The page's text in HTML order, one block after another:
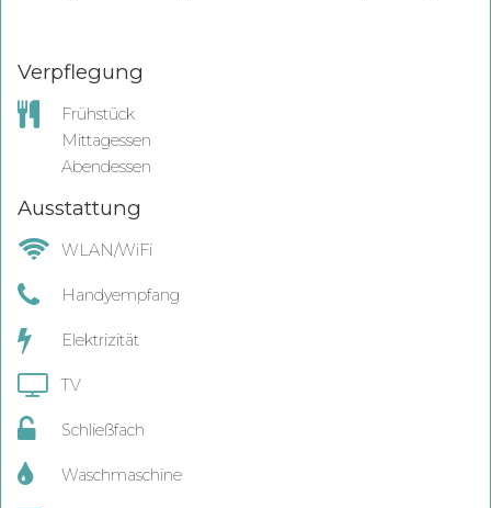
Verpflegung
Frühstück
Mittagessen
Abendessen
Ausstattung
WLAN/WiFi
Handyempfang
Elektrizität
TV
Schließfach
Waschmaschine